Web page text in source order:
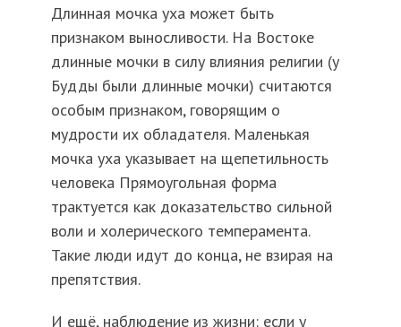
Длинная мочка уха может быть
признаком выносливости. На Востоке
длинные мочки в силу влияния религии (у
Будды были длинные мочки) считаются
особым признаком, говорящим о
мудрости их обладателя. Маленькая
мочка уха указывает на щепетильность
человека Прямоугольная форма
трактуется как доказательство сильной
воли и холерического темперамента.
Такие люди идут до конца, не взирая на
препятствия.
И ещё, наблюдение из жизни: если у